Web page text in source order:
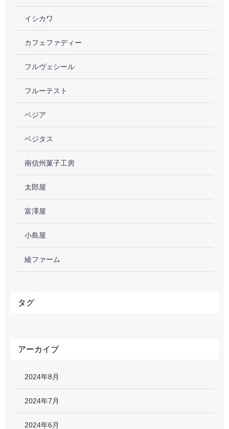
イシカワ
カフェファディー
フルヴェシール
フルーテスト
ベジア
ベジタス
南信州菓子工房
太郎屋
富澤屋
小島屋
綾ファーム
タグ
アーカイブ
2024年8月
2024年7月
2024年6月